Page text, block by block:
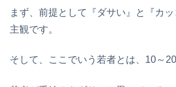
まず、前提として『ダサい』と『カ
主観です。
そして、ここでいう若者とは、10～20